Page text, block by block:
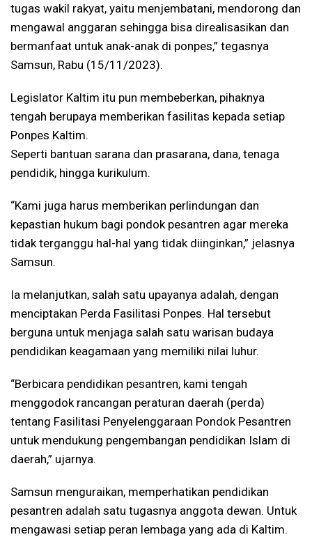
tugas wakil rakyat, yaitu menjembatani, mendorong dan
mengawal anggaran sehingga bisa direalisasikan dan
bermanfaat untuk anak-anak di ponpes,” tegasnya
Samsun, Rabu (15/11/2023).
Legislator Kaltim itu pun membeberkan, pihaknya
tengah berupaya memberikan fasilitas kepada setiap
Ponpes Kaltim.
Seperti bantuan sarana dan prasarana, dana, tenaga
pendidik, hingga kurikulum.
“Kami juga harus memberikan perlindungan dan
kepastian hukum bagi pondok pesantren agar mereka
tidak terganggu hal-hal yang tidak diinginkan,” jelasnya
Samsun.
Ia melanjutkan, salah satu upayanya adalah, dengan
menciptakan Perda Fasilitasi Ponpes. Hal tersebut
berguna untuk menjaga salah satu warisan budaya
pendidikan keagamaan yang memiliki nilai luhur.
“Berbicara pendidikan pesantren, kami tengah
menggodok rancangan peraturan daerah (perda)
tentang Fasilitasi Penyelenggaraan Pondok Pesantren
untuk mendukung pengembangan pendidikan Islam di
daerah,” ujarnya.
Samsun menguraikan, memperhatikan pendidikan
pesantren adalah satu tugasnya anggota dewan. Untuk
mengawasi setiap peran lembaga yang ada di Kaltim.